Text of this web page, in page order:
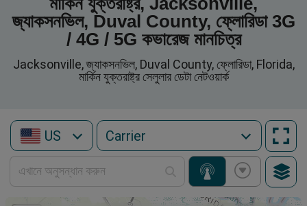
জ্যাকসনভিল, Duval County, ফ্লোরিডা 3G
/ 4G / 5G কভারেজ মানচিত্র
Jacksonville, জ্যাকসনভিল, Duval County, ফ্লোরিডা, Florida,
মার্কিন যুক্তরাষ্ট্র সেলুলার ডেটা নেটওয়ার্ক
US